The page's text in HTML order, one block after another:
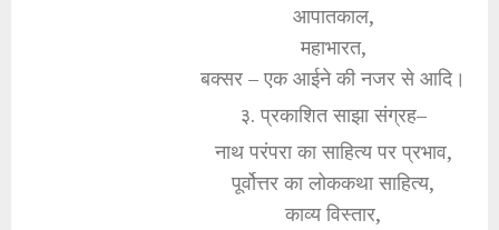
आपातकाल,
महाभारत,
बक्सर – एक आईने की नजर से आदि।
३. प्रकाशित साझा संग्रह–
नाथ परंपरा का साहित्य पर प्रभाव,
पूर्वोत्तर का लोककथा साहित्य,
काव्य विस्तार,